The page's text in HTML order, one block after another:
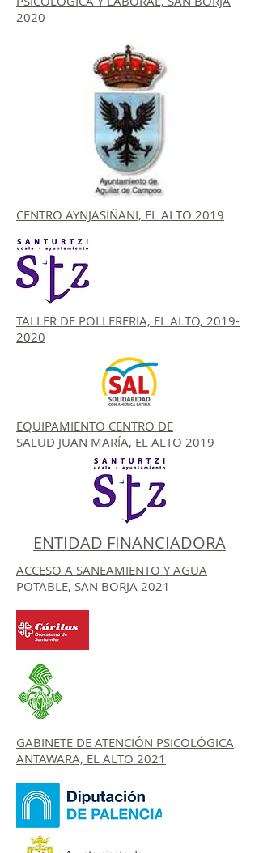
2020
CENTRO AYNJASIÑANI, EL ALTO 2019
TALLER DE POLLERERIA, EL ALTO, 2019-
2020
EQUIPAMIENTO CENTRO DE
SALUD JUAN MARÍA, EL ALTO 2019
ENTIDAD FINANCIADORA
ACCESO A SANEAMIENTO Y AGUA
POTABLE, SAN BORJA 2021
GABINETE DE ATENCIÓN PSICOLÓGICA
ANTAWARA, EL ALTO 2021